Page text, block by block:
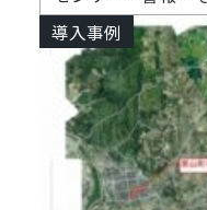
導入事例